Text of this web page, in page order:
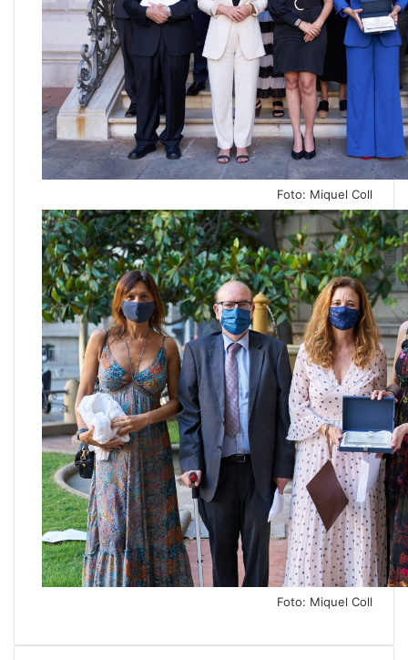
Foto: Miquel Coll
Foto: Miquel Coll